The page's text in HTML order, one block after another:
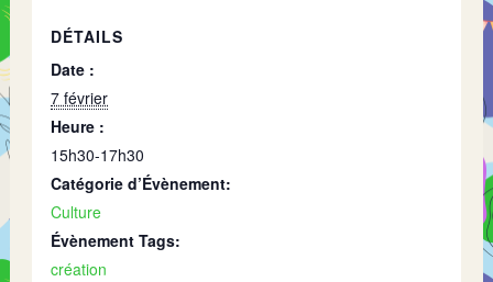
DÉTAILS
Date :
7 février
Heure :
15h30-17h30
Catégorie d’Évènement:
Culture
Évènement Tags:
création